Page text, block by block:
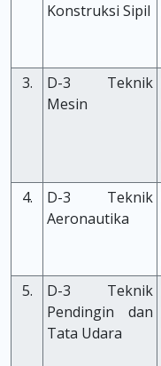
Konstruksi Sipil
3.
D-3 Teknik
Mesin
4.
D-3 Teknik
Aeronautika
5.
D-3 Teknik
Pendingin dan
Tata Udara